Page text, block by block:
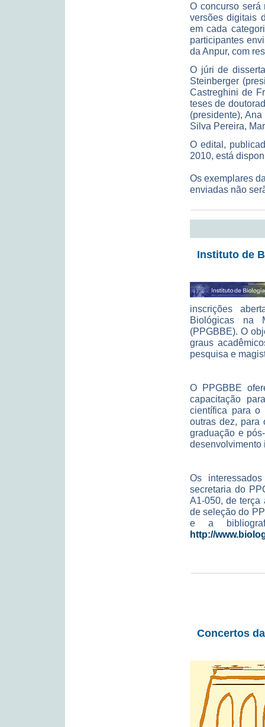
O concurso
versões digitais
em cada
participantes
da Anpur, com
O júri de
Steinberger
Castreghini de
teses de
(presidente),
Silva Pereira,
O edital,
2010, está
Os exemplares
enviadas não
Instituto de
inscrições
Biológicas na
(PPGBBE). O
graus
pesquisa e
O PPGBBE
capacitação
científica para o
outras dez, para
graduação e
desenvolvimento
Os
secretaria do
A1-050, de
de seleção do
e a
http://
Concertos